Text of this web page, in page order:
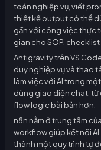
toán nghiệp vụ, viết
thiết kế output có thể
gần với công việc thực
gian cho SOP,
Antigravity trên VS
duy nghiệp vụ và thao
làm việc với AI trong
dùng giao diện chat, từ
flow logic bài bản hơn.
n8n nằm ở trung tâm
workflow giúp kết nối
thành một quy trình tự